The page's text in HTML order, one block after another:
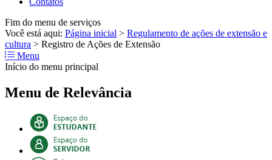
Fim do menu de serviços
Você está aqui: Página inicial > Regulamento de ações de extensão e
cultura > Registro de Ações de Extensão
Menu
Início do menu principal
Menu de Relevância